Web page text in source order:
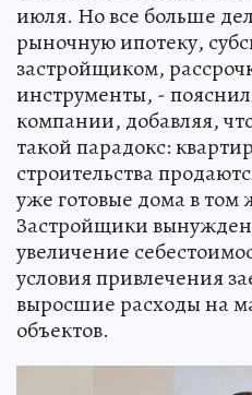
июля. Но все больше
рыночную ипотеку,
застройщиком,
инструменты, -
компании, добавляя,
такой парадокс:
строительства
уже готовые дома в том
Застройщики
увеличение
условия привлечения
выросшие расходы на
объектов.